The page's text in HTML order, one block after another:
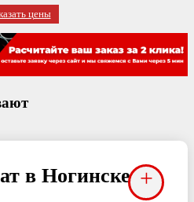
цены
в Ногинске +